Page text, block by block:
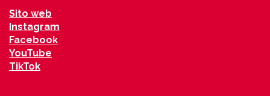
Sito web
Instagram
Facebook
YouTube
TikTok